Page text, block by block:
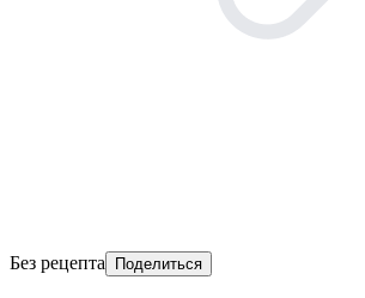
Без рецепта Поделиться